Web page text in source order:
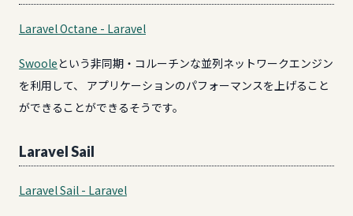
Laravel Octane - Laravel
Swooleという非同期・コルーチンな並列ネットワークエンジン
を利用して、 アプリケーションのパフォーマンスを上げること
ができることができるそうです。
Laravel Sail
Laravel Sail - Laravel